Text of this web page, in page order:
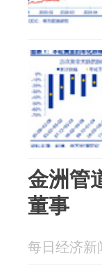
金洲管
董事
每日经济新